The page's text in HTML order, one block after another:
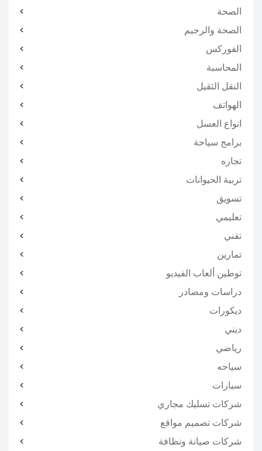
الصحة
الصحة والرجيم
الفوركس
المحاسبة
النقل الثقيل
الهواتف
انواع العسل
برامج سياحة
تجاره
تربية الحيوانات
تسويق
تعليمي
تقني
تمارين
توطين ألعاب الفيديو
دراسات ومصادر
ديكورات
ديني
رياضي
سياحه
سيارات
شركات تسليك مجاري
شركات تصميم مواقع
شركات صيانة ونظافة